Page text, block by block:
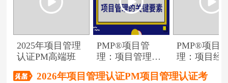
2025年项目管理
认证PM高端班
PMP®项目管
理：项目管理的
PMP®项目
理：项目经
2026年项目管理认证PM项目管理认证考